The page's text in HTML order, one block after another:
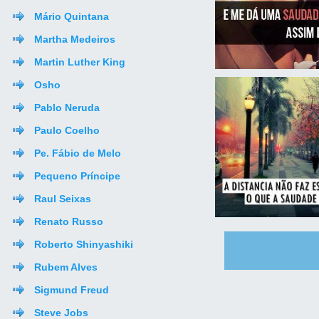
Mário Quintana
Martha Medeiros
Martin Luther King
Osho
Pablo Neruda
Paulo Coelho
Pe. Fábio de Melo
Pequeno Príncipe
Raul Seixas
Renato Russo
Roberto Shinyashiki
Rubem Alves
Sigmund Freud
Steve Jobs